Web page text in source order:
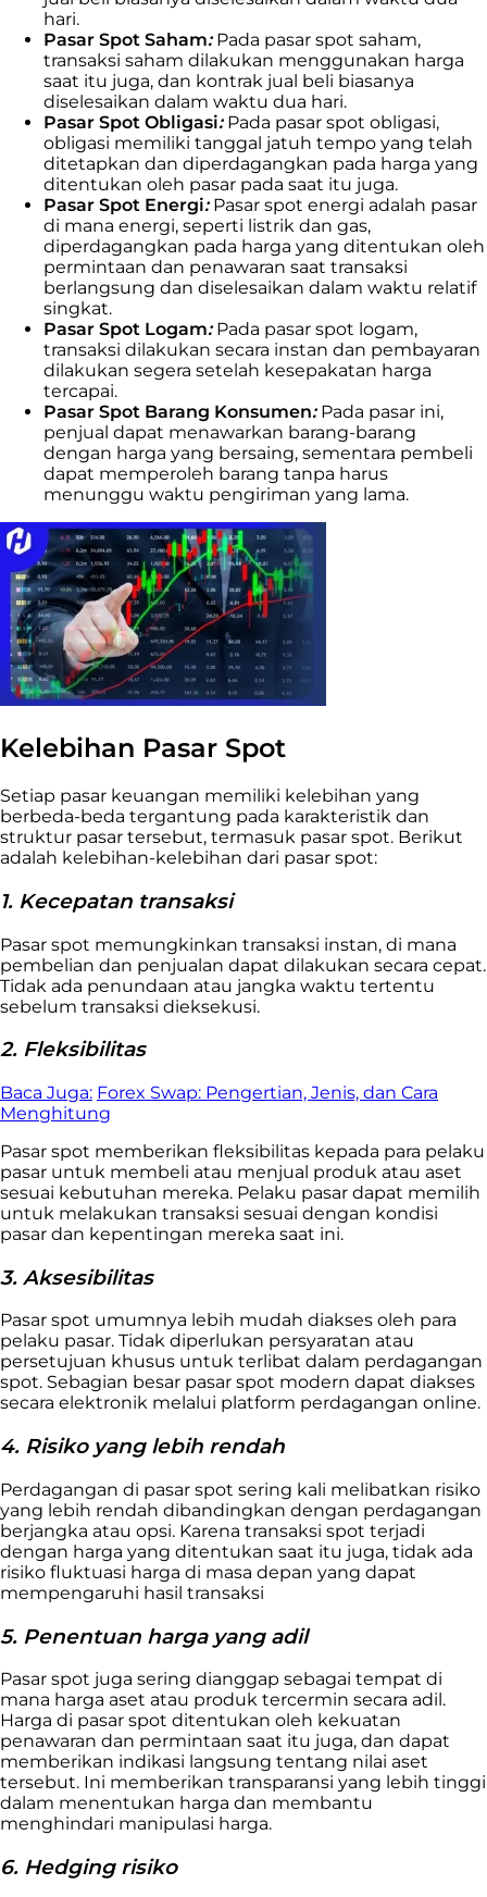
hari.
Pasar Spot Saham: Pada pasar spot saham,
transaksi saham dilakukan menggunakan harga
saat itu juga, dan kontrak jual beli biasanya
diselesaikan dalam waktu dua hari.
Pasar Spot Obligasi: Pada pasar spot obligasi,
obligasi memiliki tanggal jatuh tempo yang telah
ditetapkan dan diperdagangkan pada harga yang
ditentukan oleh pasar pada saat itu juga.
Pasar Spot Energi: Pasar spot energi adalah pasar
di mana energi, seperti listrik dan gas,
diperdagangkan pada harga yang ditentukan oleh
permintaan dan penawaran saat transaksi
berlangsung dan diselesaikan dalam waktu relatif
singkat.
Pasar Spot Logam: Pada pasar spot logam,
transaksi dilakukan secara instan dan pembayaran
dilakukan segera setelah kesepakatan harga
tercapai.
Pasar Spot Barang Konsumen: Pada pasar ini,
penjual dapat menawarkan barang-barang
dengan harga yang bersaing, sementara pembeli
dapat memperoleh barang tanpa harus
menunggu waktu pengiriman yang lama.
Kelebihan Pasar Spot
Setiap pasar keuangan memiliki kelebihan yang
berbeda-beda tergantung pada karakteristik dan
struktur pasar tersebut, termasuk pasar spot. Berikut
adalah kelebihan-kelebihan dari pasar spot:
1. Kecepatan transaksi
Pasar spot memungkinkan transaksi instan, di mana
pembelian dan penjualan dapat dilakukan secara cepat.
Tidak ada penundaan atau jangka waktu tertentu
sebelum transaksi dieksekusi.
2. Fleksibilitas
Baca Juga: Forex Swap: Pengertian, Jenis, dan Cara
Menghitung
Pasar spot memberikan fleksibilitas kepada para pelaku
pasar untuk membeli atau menjual produk atau aset
sesuai kebutuhan mereka. Pelaku pasar dapat memilih
untuk melakukan transaksi sesuai dengan kondisi
pasar dan kepentingan mereka saat ini.
3. Aksesibilitas
Pasar spot umumnya lebih mudah diakses oleh para
pelaku pasar. Tidak diperlukan persyaratan atau
persetujuan khusus untuk terlibat dalam perdagangan
spot. Sebagian besar pasar spot modern dapat diakses
secara elektronik melalui platform perdagangan online.
4. Risiko yang lebih rendah
Perdagangan di pasar spot sering kali melibatkan risiko
yang lebih rendah dibandingkan dengan perdagangan
berjangka atau opsi. Karena transaksi spot terjadi
dengan harga yang ditentukan saat itu juga, tidak ada
risiko fluktuasi harga di masa depan yang dapat
mempengaruhi hasil transaksi
5. Penentuan harga yang adil
Pasar spot juga sering dianggap sebagai tempat di
mana harga aset atau produk tercermin secara adil.
Harga di pasar spot ditentukan oleh kekuatan
penawaran dan permintaan saat itu juga, dan dapat
memberikan indikasi langsung tentang nilai aset
tersebut. Ini memberikan transparansi yang lebih tinggi
dalam menentukan harga dan membantu
menghindari manipulasi harga.
6. Hedging risiko